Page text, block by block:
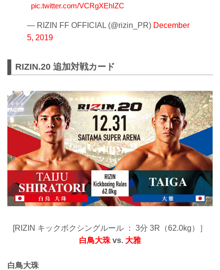
pic.twitter.com/VCRgXEhIZC
— RIZIN FF OFFICIAL (@rizin_PR) December
5, 2019
RIZIN.20 追加対戦カード
[RIZIN キックボクシングルール ： 3分 3R（62.0kg）］
白鳥大珠 vs. 大雅
白鳥大珠